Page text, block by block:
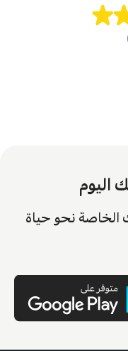
اليوم
الخاصة نحو حياة